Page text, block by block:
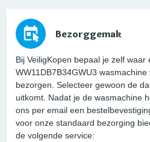
Bezorggemak
Bij VeiligKopen bepaal je zelf
WW11DB7B34GWU3
bezorgen. Selecteer gewoon de
uitkomt. Nadat je de wasmachine
ons per email een
voor onze standaard bezorging
de volgende service: